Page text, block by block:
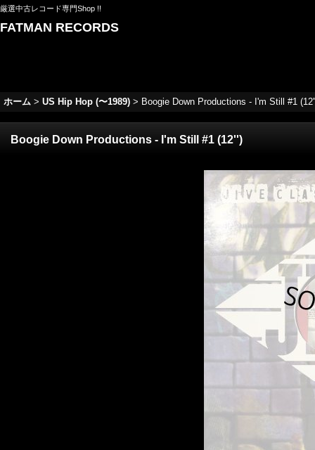
厳選中古レコード専門Shop !!
FATMAN RECORDS
ホーム > US Hip Hop (〜1989) > Boogie Down Productions - I'm Still #1
Boogie Down Productions - I'm Still #1 (12'')